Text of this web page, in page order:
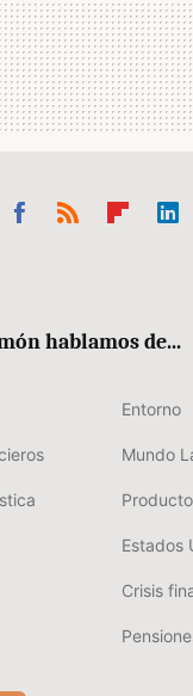
hablamos de...
Entorno
Mundo
Estados
Crisis